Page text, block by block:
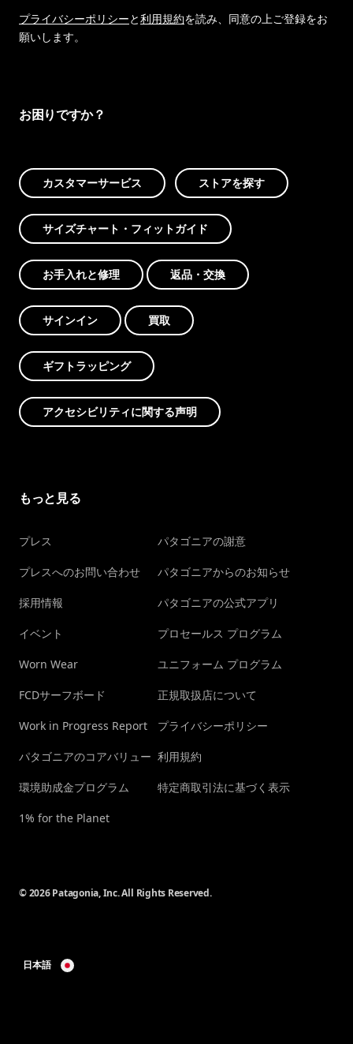
プライバシーポリシーと利用規約を読み、同意の上ご登録をお
願いします。
お困りですか？
カスタマーサービス ストアを探す
サイズチャート・フィットガイド
お手入れと修理 返品・交換
サインイン 買取
ギフトラッピング
アクセシビリティに関する声明
もっと見る
プレス
プレスへのお問い合わせ
採用情報
イベント
Worn Wear
FCDサーフボード
Work in Progress Report
パタゴニアのコアバリュー
環境助成金プログラム
1% for the Planet
パタゴニアの謝意
パタゴニアからのお知らせ
パタゴニアの公式アプリ
プロセールス プログラム
ユニフォーム プログラム
正規取扱店について
プライバシーポリシー
利用規約
特定商取引法に基づく表示
© 2026 Patagonia, Inc. All Rights Reserved.
日本語